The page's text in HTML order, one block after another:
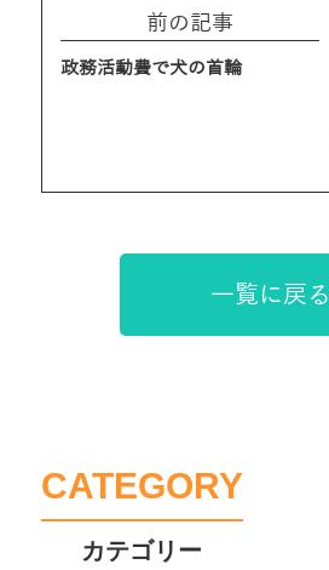
前の記事
政務活動費で犬の首輪
一覧に戻る
CATEGORY